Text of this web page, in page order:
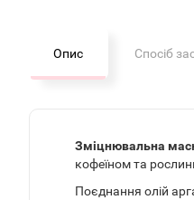
Опис Спосіб
Зміцнювальна
кофеїном та
Поєднання олій